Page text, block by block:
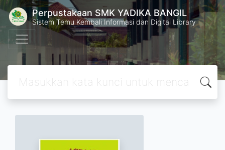
Perpustakaan SMK YADIKA BANGIL
Sistem Temu Kembali Informasi dan Digital Library